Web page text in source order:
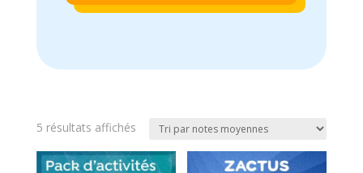
5 résultats affichésTrié
note